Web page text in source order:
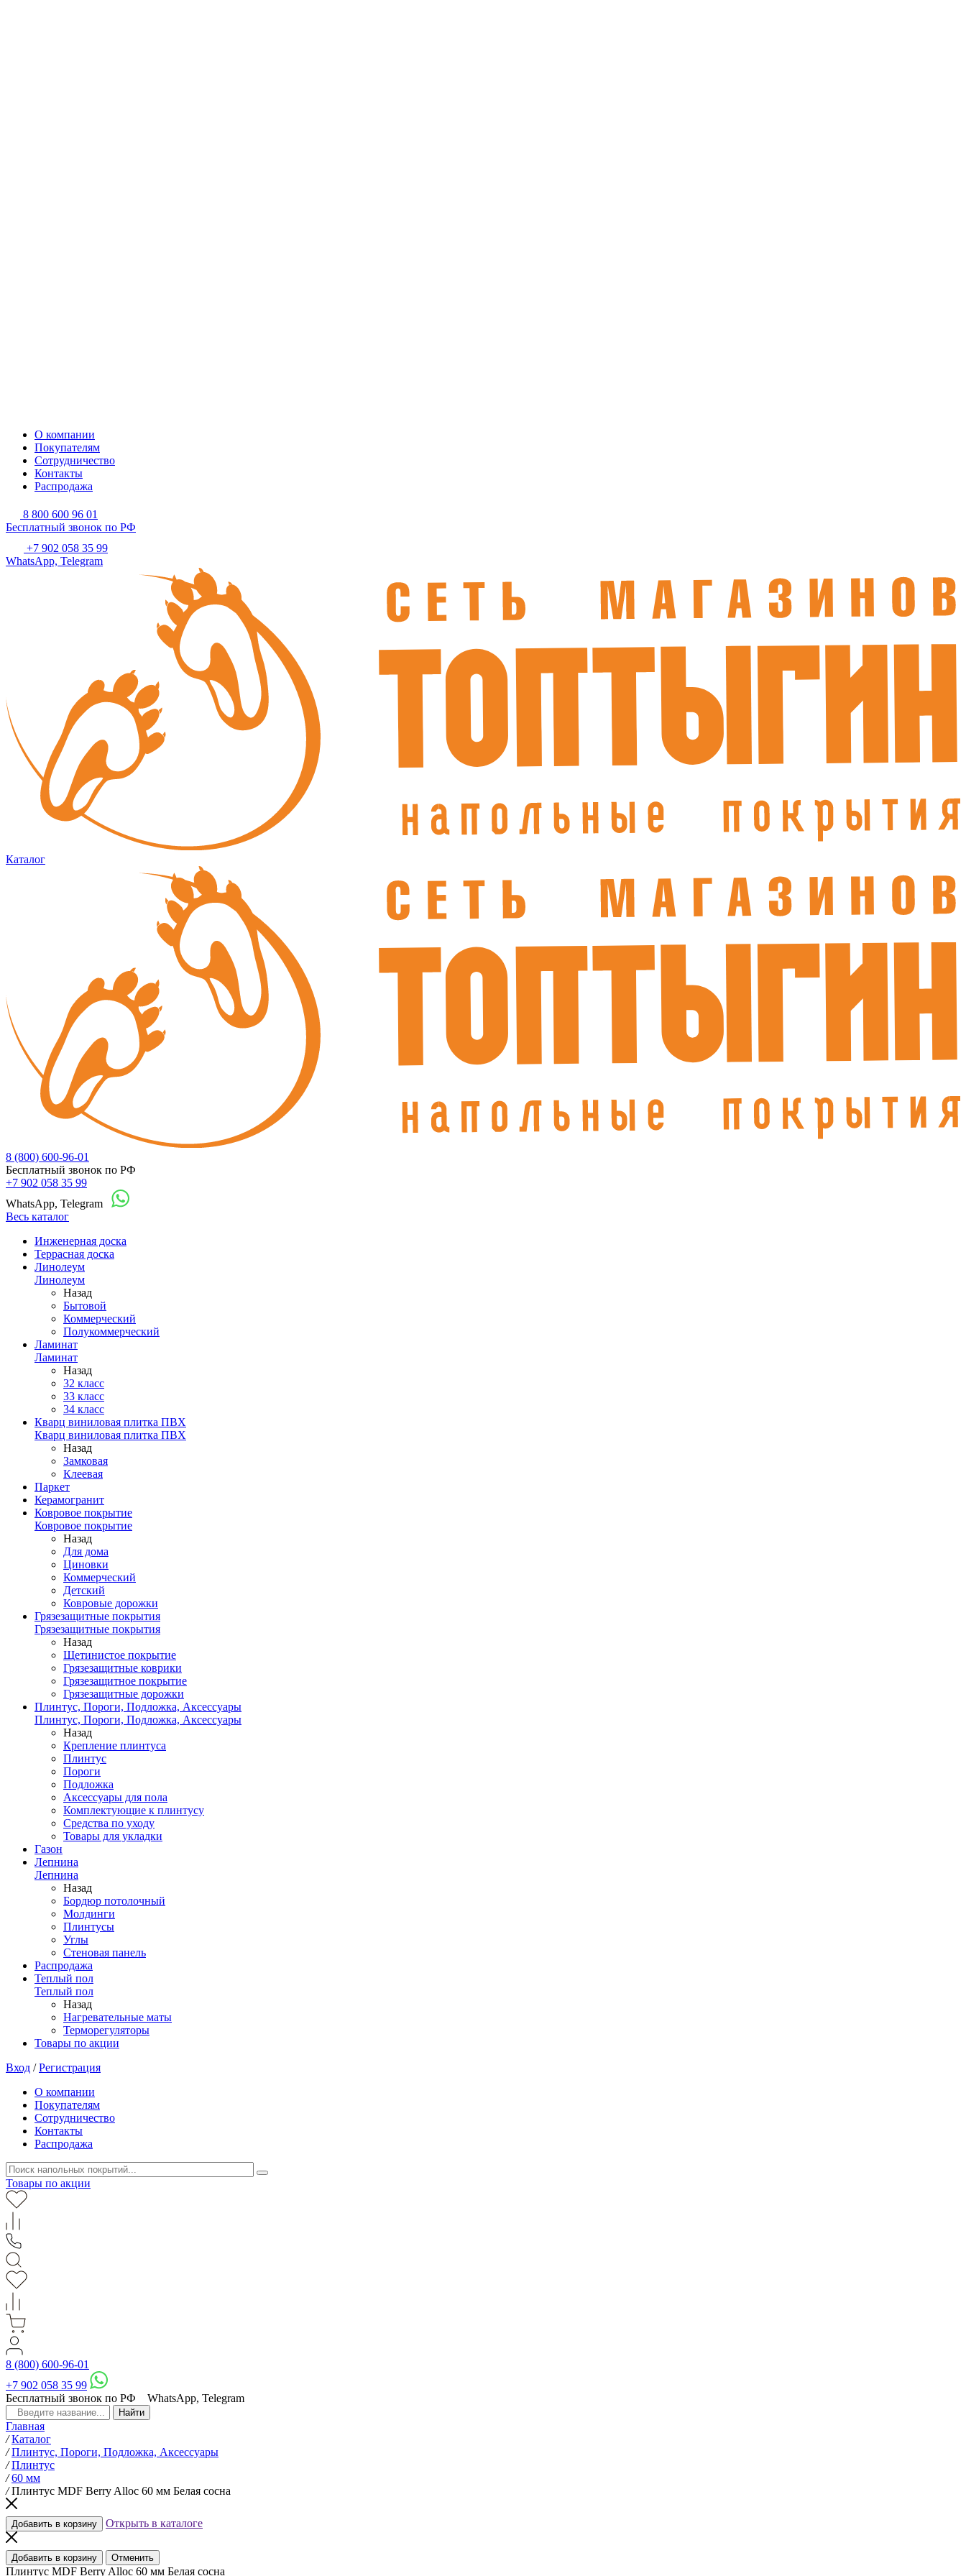
О компании
Покупателям
Сотрудничество
Контакты
Распродажа
8 800 600 96 01
Бесплатный звонок по РФ
+7 902 058 35 99
WhatsApp, Telegram
Каталог
8 (800) 600-96-01
Бесплатный звонок по РФ
+7 902 058 35 99
WhatsApp, Telegram
Весь каталог
Инженерная доска
Террасная доска
Линолеум
Линолеум
Назад
Бытовой
Коммерческий
Полукоммерческий
Ламинат
Ламинат
Назад
32 класс
33 класс
34 класс
Кварц виниловая плитка ПВХ
Кварц виниловая плитка ПВХ
Назад
Замковая
Клеевая
Паркет
Керамогранит
Ковровое покрытие
Ковровое покрытие
Назад
Для дома
Циновки
Коммерческий
Детский
Ковровые дорожки
Грязезащитные покрытия
Грязезащитные покрытия
Назад
Щетинистое покрытие
Грязезащитные коврики
Грязезащитное покрытие
Грязезащитные дорожки
Плинтус, Пороги, Подложка, Аксессуары
Плинтус, Пороги, Подложка, Аксессуары
Назад
Крепление плинтуса
Плинтус
Пороги
Подложка
Аксессуары для пола
Комплектующие к плинтусу
Средства по уходу
Товары для укладки
Газон
Лепнина
Лепнина
Назад
Бордюр потолочный
Молдинги
Плинтусы
Углы
Стеновая панель
Распродажа
Теплый пол
Теплый пол
Назад
Нагревательные маты
Терморегуляторы
Товары по акции
Вход /Регистрация
О компании
Покупателям
Сотрудничество
Контакты
Распродажа
Товары по акции
8 (800) 600-96-01
+7 902 058 35 99
Бесплатный звонок по РФ
WhatsApp, Telegram
Главная
/ Каталог
/ Плинтус, Пороги, Подложка, Аксессуары
/ Плинтус
/ 60 мм
/ Плинтус MDF Berry Alloc 60 мм Белая сосна
Добавить в корзину Открыть в каталоге
Добавить в корзину Отменить
Плинтус MDF Berry Alloc 60 мм Белая сосна